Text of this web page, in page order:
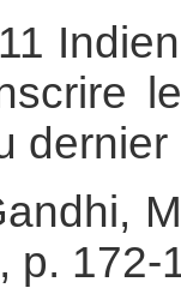
dernier
p. 172-